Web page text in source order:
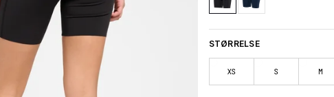
STØRRELSE
XS S M